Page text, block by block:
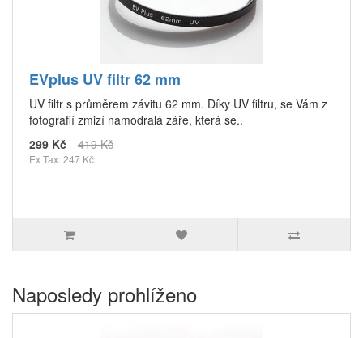
EVplus UV filtr 62 mm
UV filtr s průměrem závitu 62 mm. Díky UV filtru, se Vám z
fotografií zmizí namodralá záře, která se..
299 Kč
419 Kč
Ex Tax: 247 Kč
Naposledy prohlíženo